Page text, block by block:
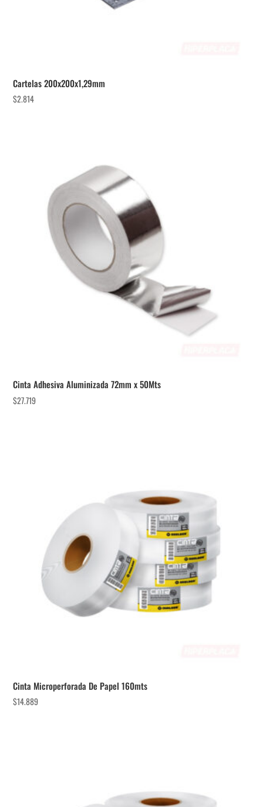
Cartelas 200x200x1,29mm
$2.814
Cinta Adhesiva Aluminizada 72mm x 50Mts
$27.719
Cinta Microperforada De Papel 160mts
$14.889